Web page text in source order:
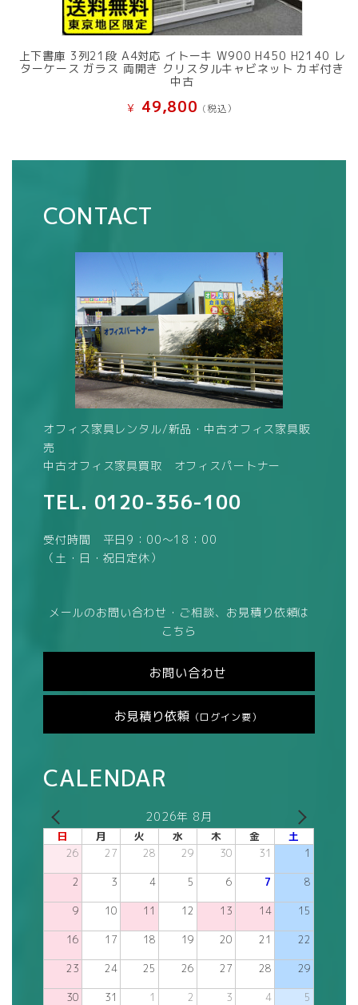
上下書庫 3列21段 A4対応 イトーキ W900 H450 H2140 レ
ターケース ガラス 両開き クリスタルキャビネット カギ付き
中古
¥ 49,800 (税込）
CONTACT
オフィス家具レンタル/新品・中古オフィス家具販
売
中古オフィス家具買取 オフィスパートナー
TEL. 0120-356-100
受付時間 平日9：00～18：00
（土・日・祝日定休）
メールのお問い合わせ・ご相談、お見積り依頼は
こちら
お問い合わせ
お見積り依頼 （ログイン要）
CALENDAR
2026年 8月
日 月 火 水 木 金 土
26 27 28 29 30 31 1
2 3 4 5 6 7 8
9 10 11 12 13 14 15
16 17 18 19 20 21 22
23 24 25 26 27 28 29
30 31 1 2 3 4 5